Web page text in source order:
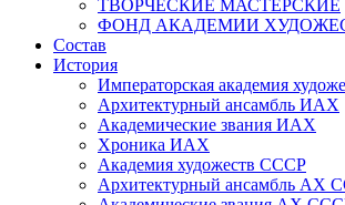
ТВОРЧЕСКИЕ МАСТЕРСКИЕ
ФОНД АКАДЕМИИ
Состав
История
Императорская академия
Архитектурный ансамбль ИАХ
Академические звания ИАХ
Хроника ИАХ
Академия художеств СССР
Архитектурный ансамбль АХ